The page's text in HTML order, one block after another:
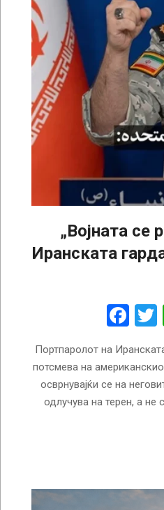
„Војната се
Иранската
Портпаролот на
потсмева на
осврнувајќи се на
одлучува на терен, а не